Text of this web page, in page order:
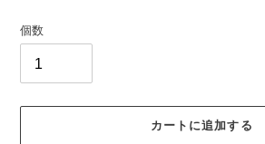
個数
カートに追加する